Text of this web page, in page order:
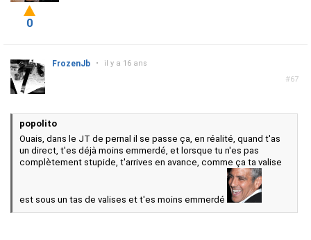
0
#67
FrozenJb • il y a 16 ans
popolito
Ouais, dans le JT de pernal il se passe ça, en réalité, quand t'as
un direct, t'es déjà moins emmerdé, et lorsque tu n'es pas
complètement stupide, t'arrives en avance, comme ça ta valise
est sous un tas de valises et t'es moins emmerdé